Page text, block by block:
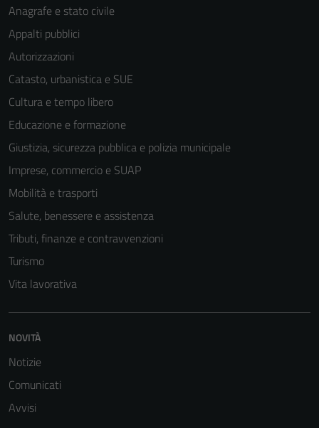
Anagrafe e stato civile
Appalti pubblici
Autorizzazioni
Catasto, urbanistica e SUE
Cultura e tempo libero
Educazione e formazione
Giustizia, sicurezza pubblica e polizia municipale
Imprese, commercio e SUAP
Mobilità e trasporti
Salute, benessere e assistenza
Tributi, finanze e contravvenzioni
Turismo
Vita lavorativa
NOVITÀ
Notizie
Comunicati
Avvisi